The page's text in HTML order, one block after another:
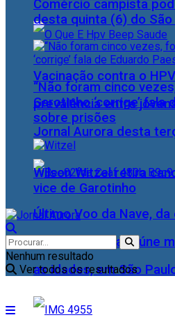
Vacinação contra o
prevalência entre
Jornal Aurora desta
Último Voo da Nave,
Baixinhos, Xuxa reúne
as idades, em São
Comércio campista
desta quinta (6) do São
“Não foram cinco
Garotinho ‘corrige’ fala
sobre prisões
Wilson Witzel retira
vice de Garotinho
Nenhum resultado
Ver todos os resultados